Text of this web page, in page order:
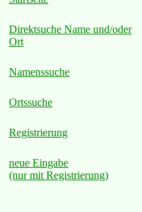
Direktsuche Name und/oder
Ort
Namenssuche
Ortssuche
Registrierung
neue Eingabe
(nur mit Registrierung)